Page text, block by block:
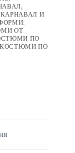
,
И
ОТ
ПО
КОСТЮМИ ПО